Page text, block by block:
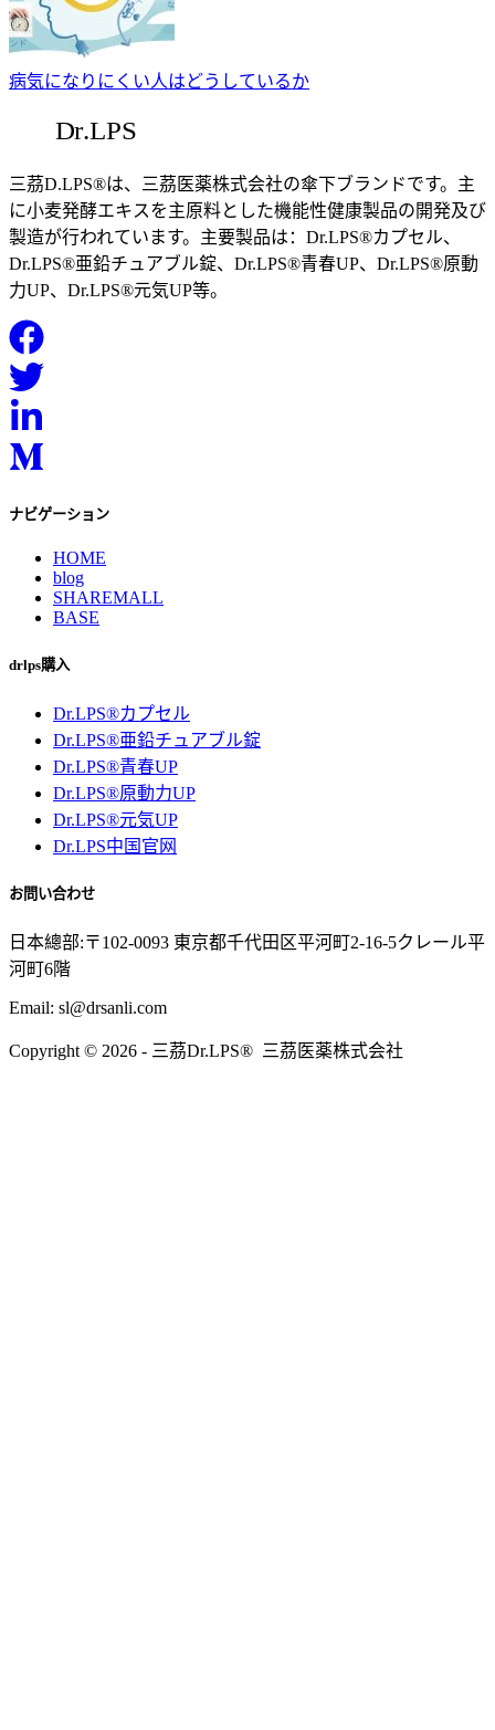
病気になりにくい人はどうしているか
三茘D.LPS®は、三茘医薬株式会社の傘下ブランドです。主
に小麦発酵エキスを主原料とした機能性健康製品の開発及び
製造が行われています。主要製品は：Dr.LPS®カプセル、
Dr.LPS®亜鉛チュアブル錠、Dr.LPS®青春UP、Dr.LPS®原動
力UP、Dr.LPS®元気UP等。
ナビゲーション
HOME
blog
SHAREMALL
BASE
drlps購入
Dr.LPS®カプセル
Dr.LPS®亜鉛チュアブル錠
Dr.LPS®青春UP
Dr.LPS®原動力UP
Dr.LPS®元気UP
Dr.LPS中国官网
お問い合わせ
日本總部:〒102-0093 東京都千代田区平河町2-16-5クレール平
河町6階
Email: sl@drsanli.com
Copyright © 2026 - 三茘Dr.LPS® 三茘医薬株式会社